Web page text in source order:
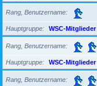
Rang, Benutzername
Hauptgruppe WSC-Mitglieder
Rang, Benutzername
Hauptgruppe WSC-Mitglieder
Rang, Benutzername